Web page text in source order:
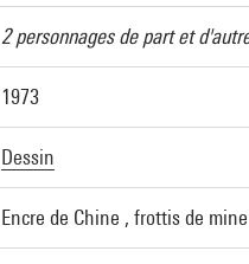
2 personnages de part et
1973
Dessin
Encre de Chine , frottis de